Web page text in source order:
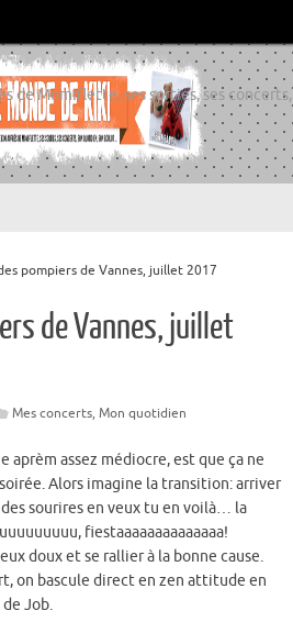
de Momiflette, ses sorties, ses concerts,
pompiers de Vannes, juillet 2017
de Vannes, juillet
Mes concerts, Mon quotidien
aprèm assez médiocre, est que ça ne
Alors imagine la transition: arriver
sourires en veux tu en voilà… la
fiestaaaaaaaaaaaaaa!
doux et se rallier à la bonne cause.
on bascule direct en zen attitude en
Job.